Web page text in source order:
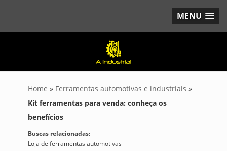
MENU
Home » Ferramentas automotivas e industriais »
Kit ferramentas para venda: conheça os
benefícios
Buscas relacionadas:
Loja de ferramentas automotivas